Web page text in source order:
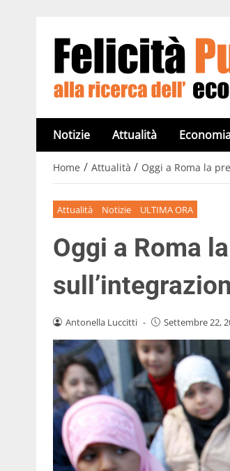
Notizie Attualità
Home / Attualità / Oggi a Roma la
Attualità Notizie ULTIMA ORA
Oggi a Roma
Antonella Luccitti - Settembre 22,